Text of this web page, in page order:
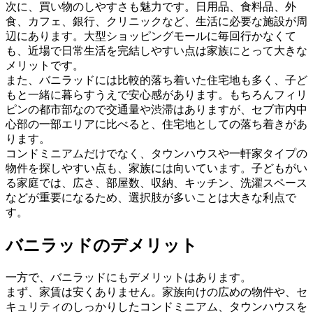
次に、買い物のしやすさも魅力です。日用品、食料品、外
食、カフェ、銀行、クリニックなど、生活に必要な施設が周
辺にあります。大型ショッピングモールに毎回行かなくて
も、近場で日常生活を完結しやすい点は家族にとって大きな
メリットです。
また、バニラッドには比較的落ち着いた住宅地も多く、子ど
もと一緒に暮らすうえで安心感があります。もちろんフィリ
ピンの都市部なので交通量や渋滞はありますが、セブ市内中
心部の一部エリアに比べると、住宅地としての落ち着きがあ
ります。
コンドミニアムだけでなく、タウンハウスや一軒家タイプの
物件を探しやすい点も、家族には向いています。子どもがい
る家庭では、広さ、部屋数、収納、キッチン、洗濯スペース
などが重要になるため、選択肢が多いことは大きな利点で
す。
バニラッドのデメリット
一方で、バニラッドにもデメリットはあります。
まず、家賃は安くありません。家族向けの広めの物件や、セ
キュリティのしっかりしたコンドミニアム、タウンハウスを